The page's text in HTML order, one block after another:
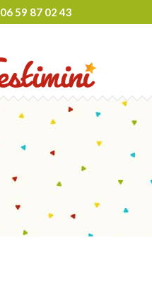
06 59 87 02 43